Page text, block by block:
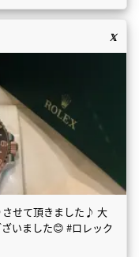
せて頂きました♪ 大
いました😊 #ロレック